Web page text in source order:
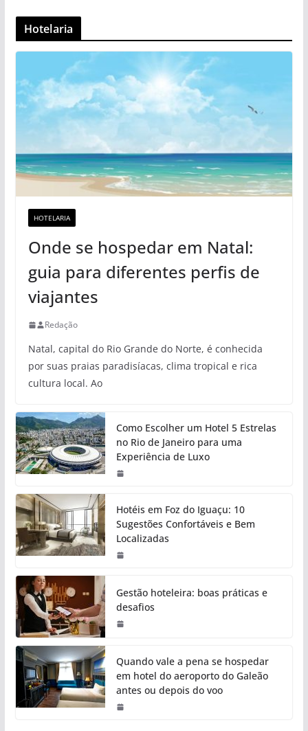
Hotelaria
HOTELARIA
Onde se hospedar em Natal:
guia para diferentes perfis de
viajantes
Redação
Natal, capital do Rio Grande do Norte, é conhecida
por suas praias paradisíacas, clima tropical e rica
cultura local. Ao
Como Escolher um Hotel 5 Estrelas
no Rio de Janeiro para uma
Experiência de Luxo
Hotéis em Foz do Iguaçu: 10
Sugestões Confortáveis e Bem
Localizadas
Gestão hoteleira: boas práticas e
desafios
Quando vale a pena se hospedar
em hotel do aeroporto do Galeão
antes ou depois do voo